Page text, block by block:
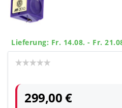
Lieferung: Fr. 14.08. - Fr.
299,00 €